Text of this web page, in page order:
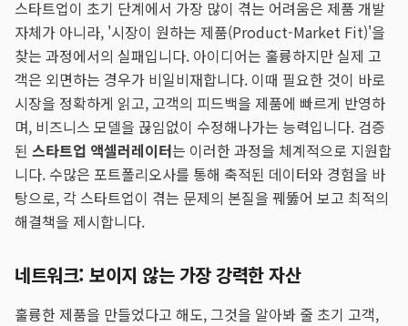
스타트업이 초기 단계에서 가장 많이 겪는 어려움은 제품 개발
자체가 아니라, '시장이 원하는 제품(Product-Market Fit)'을
찾는 과정에서의 실패입니다. 아이디어는 훌륭하지만 실제 고
객은 외면하는 경우가 비일비재합니다. 이때 필요한 것이 바로
시장을 정확하게 읽고, 고객의 피드백을 제품에 빠르게 반영하
며, 비즈니스 모델을 끊임없이 수정해나가는 능력입니다. 검증
된 스타트업 액셀러레이터는 이러한 과정을 체계적으로 지원합
니다. 수많은 포트폴리오사를 통해 축적된 데이터와 경험을 바
탕으로, 각 스타트업이 겪는 문제의 본질을 꿰뚫어 보고 최적의
해결책을 제시합니다.
네트워크: 보이지 않는 가장 강력한 자산
훌륭한 제품을 만들었다고 해도, 그것을 알아봐 줄 초기 고객,